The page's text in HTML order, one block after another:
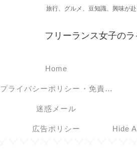
旅行、グルメ、豆知識、興味が赴
フリーランス女子の
Home
プライバシーポリシー・免責事項
迷惑メール
広告ポリシー